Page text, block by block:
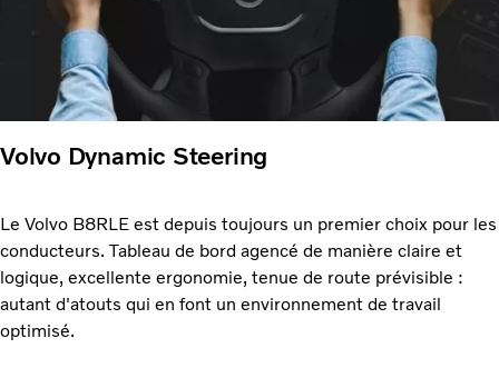
Volvo Dynamic Steering
Le Volvo B8RLE est depuis toujours un premier choix pour les
conducteurs. Tableau de bord agencé de manière claire et
logique, excellente ergonomie, tenue de route prévisible :
autant d'atouts qui en font un environnement de travail
optimisé.